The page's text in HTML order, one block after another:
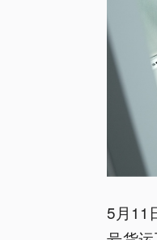
5月11